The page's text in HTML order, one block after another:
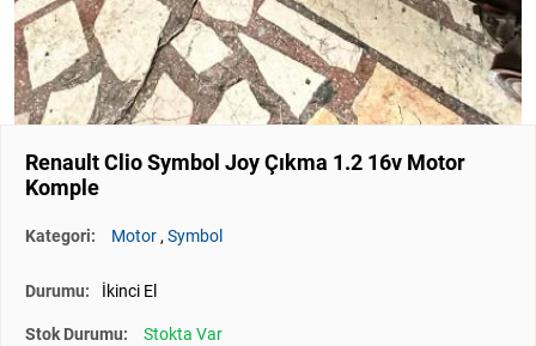
Renault Clio Symbol Joy Çıkma 1.2 16v Motor
Komple
Kategori: Motor,Symbol
Durumu: İkinci El
Stok Durumu: Stokta Var